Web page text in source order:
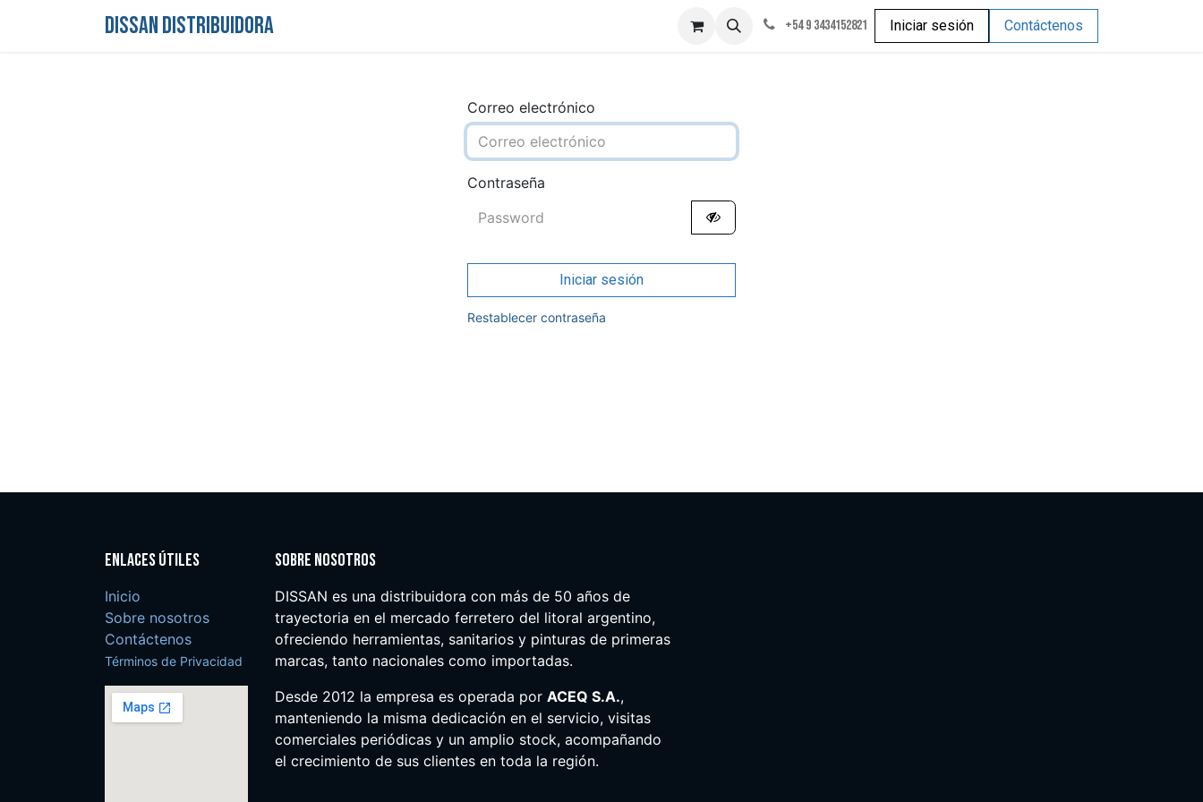
DISSAN DISTRIBUIDORA +54 9 3434152821 Iniciar sesión Contáctenos
Correo electrónico
Contraseña
Iniciar sesión
Restablecer contraseña
Enlaces útiles
Inicio
Sobre nosotros
Contáctenos
Términos de Privacidad
Sobre nosotros
DISSAN es una distribuidora con más de 50 años de
trayectoria en el mercado ferretero del litoral argentino,
ofreciendo herramientas, sanitarios y pinturas de primeras
marcas, tanto nacionales como importadas.
Desde 2012 la empresa es operada por ACEQ S.A.,
manteniendo la misma dedicación en el servicio, visitas
comerciales periódicas y un amplio stock, acompañando
el crecimiento de sus clientes en toda la región.